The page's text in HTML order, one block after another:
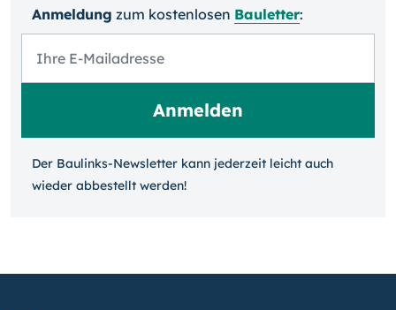
Anmeldung zum kosten­losen Bauletter:
Der Baulinks-Newsletter kann jeder­zeit leicht auch
wieder ab­bestellt werden!